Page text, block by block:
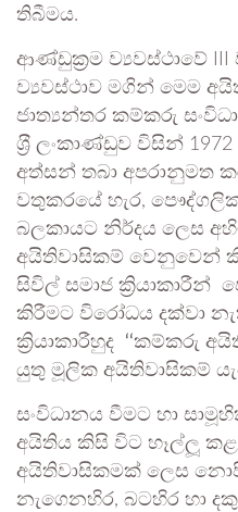
තිබීමය.
ආණ්ඩුක‍්‍රම ව්‍යවස්ථාවේ III
ව්‍යවස්ථාව මගින් මෙම
ජාත්‍යන්තර කම්කරු
ශ‍්‍රී ලංකාණ්ඩුව විසින්
අත්සන් තබා අපරානුමත
වතුකරයේ හැර, පෞද්ගලික
බලකායට නිර්දය ලෙස
අයිතිවාසිකම් වෙනුවෙන්
සිවිල් සමාජ ක්‍රියාකාරීන්
කිරීමට විරෝධය දක්වා
ක්‍රියාකාරීහුද ‘‘කම්කරු
යුතු මූලික අයිතිවාසිකම්
සංවිධානය වීමට හා
අයිතිය කිසි විට හෑල්ලූ
අයිතිවාසිකමක් ලෙස
නැගෙනහිර, බටහිර හා